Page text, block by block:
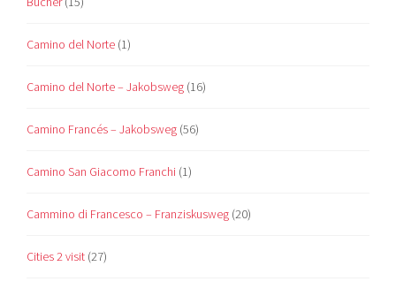
Camino del Norte (1)
Camino del Norte – Jakobsweg (16)
Camino Francés – Jakobsweg (56)
Camino San Giacomo Franchi (1)
Cammino di Francesco – Franziskusweg (20)
Cities 2 visit (27)